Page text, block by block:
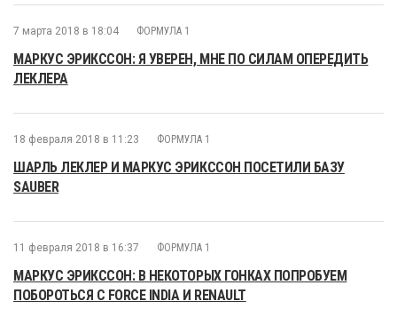
7 марта 2018 в 18:04 ФОРМУЛА 1
МАРКУС ЭРИКССОН: Я УВЕРЕН, МНЕ ПО СИЛАМ ОПЕРЕДИТЬ
ЛЕКЛЕРА
18 февраля 2018 в 11:23 ФОРМУЛА 1
ШАРЛЬ ЛЕКЛЕР И МАРКУС ЭРИКССОН ПОСЕТИЛИ БАЗУ
SAUBER
11 февраля 2018 в 16:37 ФОРМУЛА 1
МАРКУС ЭРИКССОН: В НЕКОТОРЫХ ГОНКАХ ПОПРОБУЕМ
ПОБОРОТЬСЯ С FORCE INDIA И RENAULT